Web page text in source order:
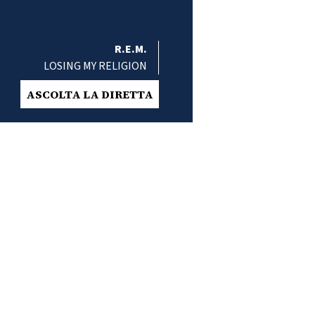
R.E.M.
LOSING MY RELIGION
ASCOLTA LA DIRETTA